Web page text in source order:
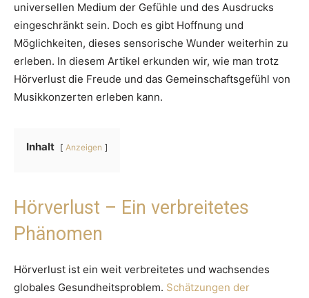
universellen Medium der Gefühle und des Ausdrucks
eingeschränkt sein. Doch es gibt Hoffnung und
Möglichkeiten, dieses sensorische Wunder weiterhin zu
erleben. In diesem Artikel erkunden wir, wie man trotz
Hörverlust die Freude und das Gemeinschaftsgefühl von
Musikkonzerten erleben kann.
Inhalt Anzeigen
Hörverlust – Ein verbreitetes
Phänomen
Hörverlust ist ein weit verbreitetes und wachsendes
globales Gesundheitsproblem. Schätzungen der